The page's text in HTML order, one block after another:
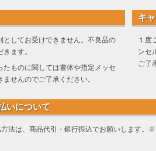
としてお受けできません。不良品の
ます。
たものに関しては書体や指定メッセ
せんのでご了承ください。
キ
１度
ンセ
ご了
いについて
方法は、商品代引・銀行振込でお願いします。